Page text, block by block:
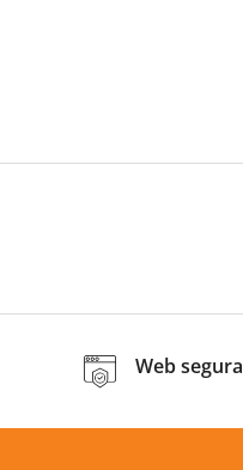
Web segura